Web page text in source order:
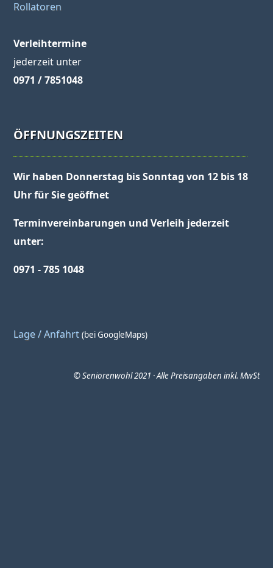
Rollatoren
Verleihtermine
jederzeit unter
0971 / 7851048
ÖFFNUNGSZEITEN
Wir haben Donnerstag bis Sonntag von 12 bis 18
Uhr für Sie geöffnet
Terminvereinbarungen und Verleih jederzeit
unter:
0971 - 785 1048
Lage / Anfahrt (bei GoogleMaps)
© Seniorenwohl 2021 · Alle Preisangaben inkl. MwSt